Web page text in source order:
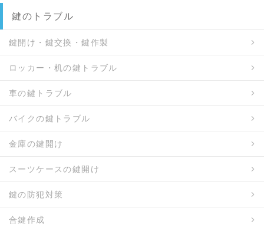
鍵のトラブル
鍵開け・鍵交換・鍵作製
ロッカー・机の鍵トラブル
車の鍵トラブル
バイクの鍵トラブル
金庫の鍵開け
スーツケースの鍵開け
鍵の防犯対策
合鍵作成